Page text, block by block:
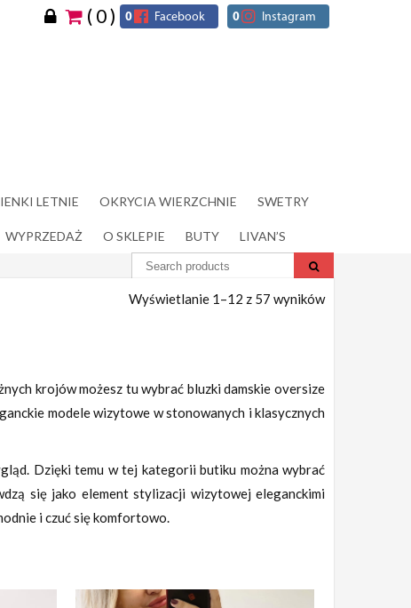
Facebook
0 Instagram
0
( 0 )
LETNIE OKRYCIA WIERZCHNIE SWETRY
WYPRZEDAŻ O SKLEPIE BUTY LIVAN’S
Wyświetlanie 1–12 z 57 wyników
krojów możesz tu wybrać bluzki damskie oversize
modele wizytowe w stonowanych i klasycznych
Dzięki temu w tej kategorii butiku można wybrać
się jako element stylizacji wizytowej eleganckimi
i czuć się komfortowo.